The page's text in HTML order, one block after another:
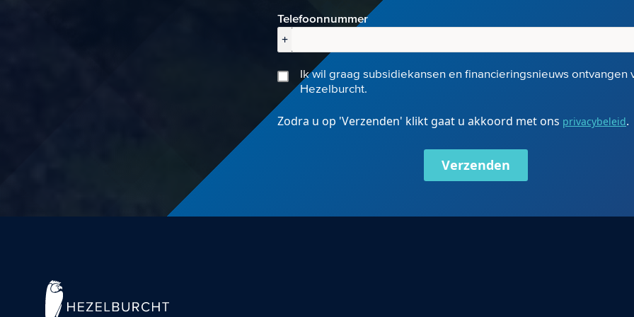
Telefoonnummer
+
Ik wil graag subsidiekansen en financieringsnieuws ontvangen
Hezelburcht.
Zodra u op 'Verzenden' klikt gaat u akkoord met ons privacybeleid.
Verzenden